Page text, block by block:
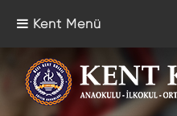
Kent Menü